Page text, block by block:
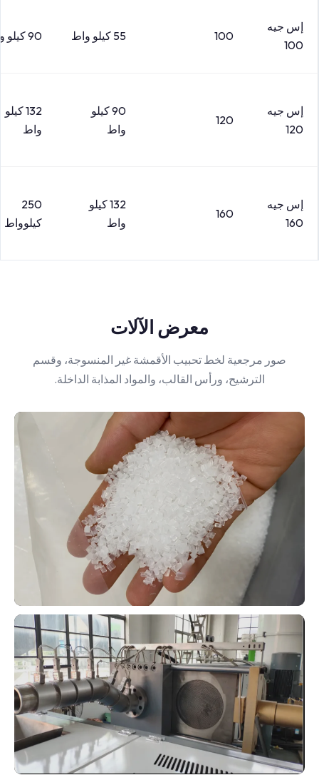
إس جيه
100
100 55 كيلو واط 90 كيلو واط
إس جيه
120
120
90 كيلو
واط
132 كيلو
واط
إس جيه
160
160
132 كيلو
واط
250
كيلوواط
معرض الآلات
صور مرجعية لخط تحبيب الأقمشة غير المنسوجة، وقسم
الترشيح، ورأس القالب، والمواد المذابة الداخلة.